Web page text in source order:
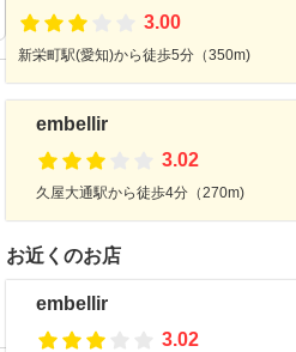
3.00
新栄町駅(愛知)から徒歩5分（350m)
embellir
3.02
久屋大通駅から徒歩4分（270m)
お近くのお店
embellir
3.02